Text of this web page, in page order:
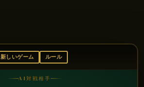
新しいゲーム ルール
AI対戦相手